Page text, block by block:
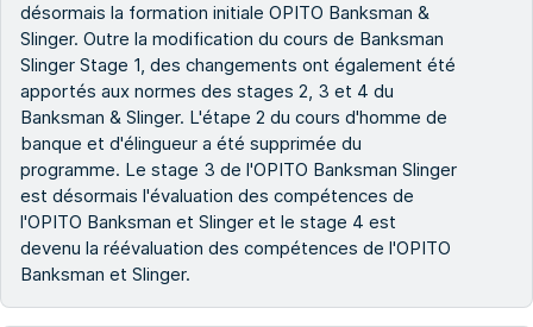
désormais la formation initiale OPITO Banksman &
Slinger. Outre la modification du cours de Banksman
Slinger Stage 1, des changements ont également été
apportés aux normes des stages 2, 3 et 4 du
Banksman & Slinger. L'étape 2 du cours d'homme de
banque et d'élingueur a été supprimée du
programme. Le stage 3 de l'OPITO Banksman Slinger
est désormais l'évaluation des compétences de
l'OPITO Banksman et Slinger et le stage 4 est
devenu la réévaluation des compétences de l'OPITO
Banksman et Slinger.